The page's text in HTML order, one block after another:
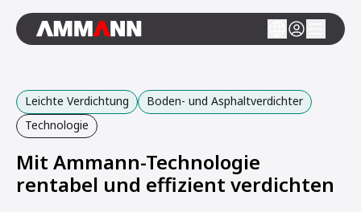
Leichte Verdichtung
Boden- und Asphaltverdichter
Technologie
Mit Ammann-Technologie
rentabel und effizient verdichten